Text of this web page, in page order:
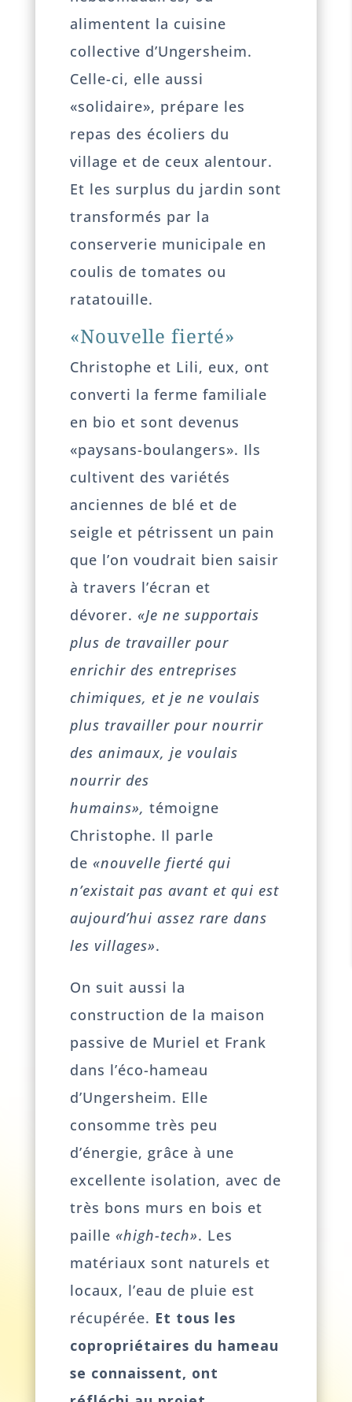
alimentent la cuisine
collective d’Ungersheim.
Celle-ci, elle aussi
«solidaire», prépare les
repas des écoliers du
village et de ceux alentour.
Et les surplus du jardin sont
transformés par la
conserverie municipale en
coulis de tomates ou
ratatouille.
«Nouvelle fierté»
Christophe et Lili, eux, ont
converti la ferme familiale
en bio et sont devenus
«paysans-boulangers». Ils
cultivent des variétés
anciennes de blé et de
seigle et pétrissent un pain
que l’on voudrait bien saisir
à travers l’écran et
dévorer.«Je ne supportais
plus de travailler pour
enrichir des entreprises
chimiques, et je ne voulais
plus travailler pour nourrir
des animaux, je voulais
nourrir des
humains», témoigne
Christophe. Il parle
de«nouvelle fierté qui
n’existait pas avant et qui est
aujourd’hui assez rare dans
les villages».
On suit aussi la
construction de la maison
passive de Muriel et Frank
dans l’éco-hameau
d’Ungersheim. Elle
consomme très peu
d’énergie, grâce à une
excellente isolation, avec de
très bons murs en bois et
paille«high-tech». Les
matériaux sont naturels et
locaux, l’eau de pluie est
récupérée. Et tous les
copropriétaires du hameau
se connaissent, ont